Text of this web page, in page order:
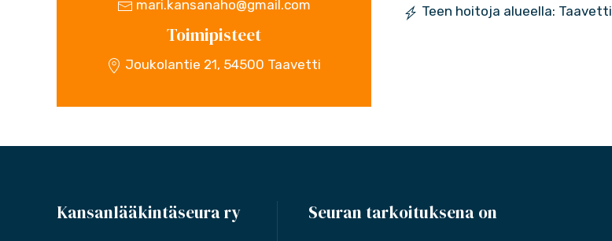
mari.kansanaho@gmail.com
Toimipisteet
Joukolantie 21, 54500 Taavetti
Teen hoitoja alueella: Taavetti
Kansanlääkintäseura ry Seuran tarkoituksena on